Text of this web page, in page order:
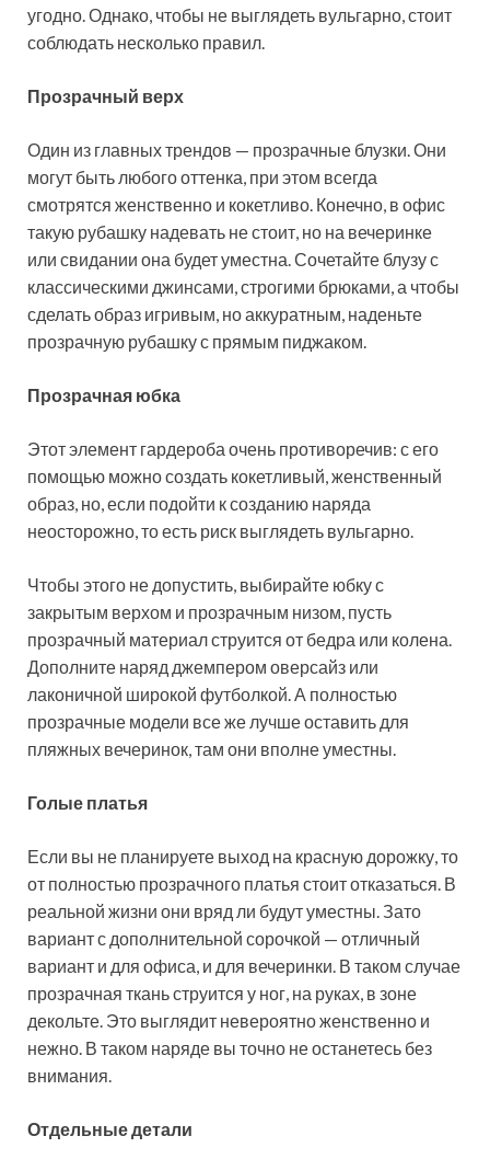
угодно. Однако, чтобы не выглядеть вульгарно, стоит
соблюдать несколько правил.
Прозрачный верх
Один из главных трендов — прозрачные блузки. Они
могут быть любого оттенка, при этом всегда
смотрятся женственно и кокетливо. Конечно, в офис
такую рубашку надевать не стоит, но на вечеринке
или свидании она будет уместна. Сочетайте блузу с
классическими джинсами, строгими брюками, а чтобы
сделать образ игривым, но аккуратным, наденьте
прозрачную рубашку с прямым пиджаком.
Прозрачная юбка
Этот элемент гардероба очень противоречив: с его
помощью можно создать кокетливый, женственный
образ, но, если подойти к созданию наряда
неосторожно, то есть риск выглядеть вульгарно.
Чтобы этого не допустить, выбирайте юбку с
закрытым верхом и прозрачным низом, пусть
прозрачный материал струится от бедра или колена.
Дополните наряд джемпером оверсайз или
лаконичной широкой футболкой. А полностью
прозрачные модели все же лучше оставить для
пляжных вечеринок, там они вполне уместны.
Голые платья
Если вы не планируете выход на красную дорожку, то
от полностью прозрачного платья стоит отказаться. В
реальной жизни они вряд ли будут уместны. Зато
вариант с дополнительной сорочкой — отличный
вариант и для офиса, и для вечеринки. В таком случае
прозрачная ткань струится у ног, на руках, в зоне
декольте. Это выглядит невероятно женственно и
нежно. В таком наряде вы точно не останетесь без
внимания.
Отдельные детали